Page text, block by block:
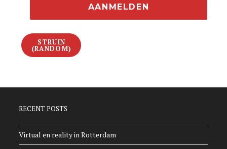
STRUIN
(RANDOM)
RECENT POSTS
Virtual en reality in Rotterdam